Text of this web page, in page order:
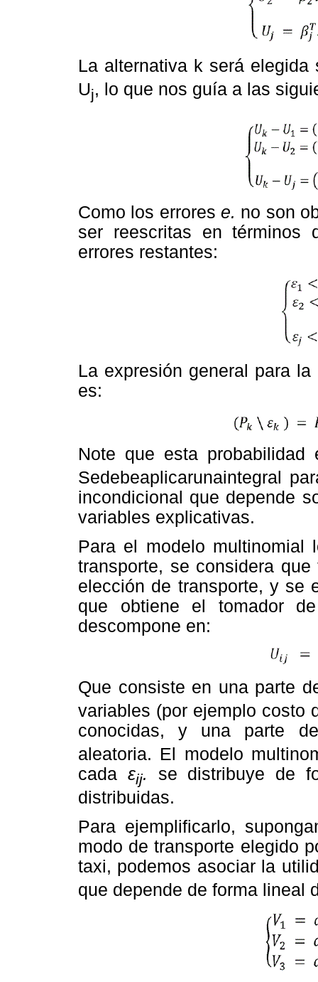
La alternativa k será
Uj, lo que nos guía a las
Como los errores e. no son
ser reescritas en
errores restantes:
La expresión general para
es:
Note que esta
Sedebeaplicarunaintegral
incondicional que depende
variables explicativas.
Para el modelo multinomial
transporte, se considera
elección de transporte, y se
que obtiene el tomador
descompone en:
Que consiste en una parte
variables (por ejemplo costo
conocidas, y una parte
aleatoria. El modelo
cada εij. se distribuye de
distribuidas.
Para ejemplificarlo,
modo de transporte elegido
taxi, podemos asociar la
que depende de forma lineal